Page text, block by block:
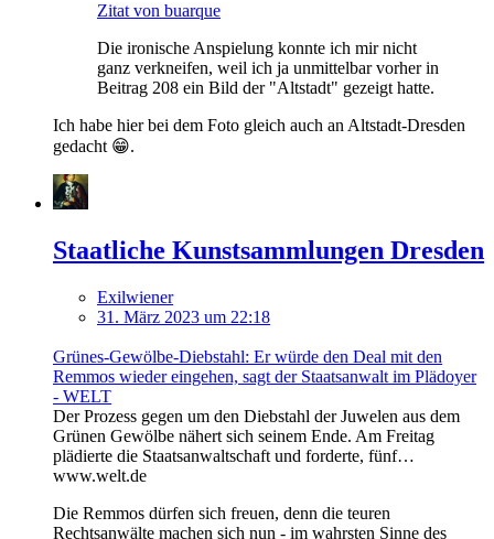
Zitat von buarque
Die ironische Anspielung konnte ich mir nicht
ganz verkneifen, weil ich ja unmittelbar vorher in
Beitrag 208 ein Bild der "Altstadt" gezeigt hatte.
Ich habe hier bei dem Foto gleich auch an Altstadt-Dresden
gedacht 😁.
Staatliche Kunstsammlungen Dresden
Exilwiener
31. März 2023 um 22:18
Grünes-Gewölbe-Diebstahl: Er würde den Deal mit den
Remmos wieder eingehen, sagt der Staatsanwalt im Plädoyer
- WELT
Der Prozess gegen um den Diebstahl der Juwelen aus dem
Grünen Gewölbe nähert sich seinem Ende. Am Freitag
plädierte die Staatsanwaltschaft und forderte, fünf…
www.welt.de
Die Remmos dürfen sich freuen, denn die teuren
Rechtsanwälte machen sich nun - im wahrsten Sinne des